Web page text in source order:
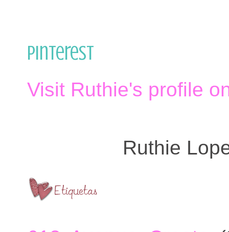
Pinterest
Visit Ruthie's profile
Ruthie